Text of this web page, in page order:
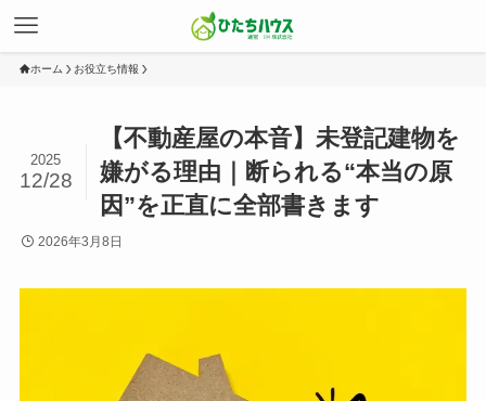
ホーム お役立ち情報
【不動産屋の本音】未登記建物を
嫌がる理由｜断られる“本当の原
因”を正直に全部書きます
2025
12/28
2026年3月8日